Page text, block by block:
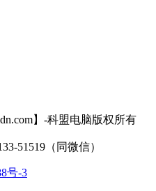
】-科盟电脑版权所有
51519（同微信）
号-3